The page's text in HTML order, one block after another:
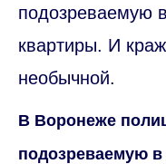
подозреваемую
квартиры. И
необычной.
В Воронеже
подозреваемую в